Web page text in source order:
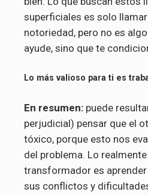
superficiales es solo
notoriedad, pero no es
ayude, sino que te
Lo más valioso para ti es
En resumen: puede
perjudicial) pensar que el
tóxico, porque esto nos
del problema. Lo
transformador es
sus conflictos y